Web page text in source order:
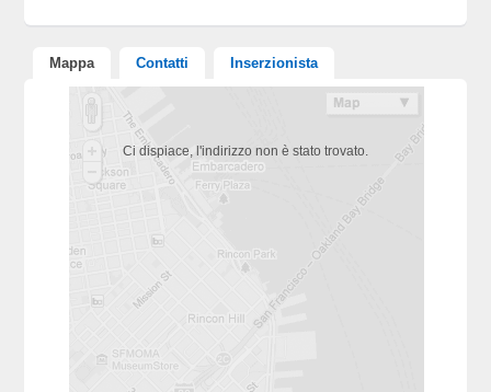
Mappa Contatti Inserzionista
Ci dispiace, l'indirizzo non è stato trovato.